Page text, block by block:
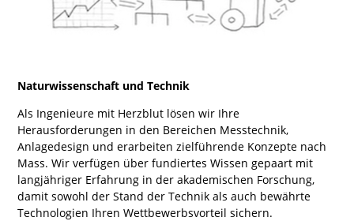
Naturwissenschaft und Technik
Als Ingenieure mit Herzblut lösen wir Ihre
Herausforderungen in den Bereichen Messtechnik,
Anlagedesign und erarbeiten zielführende Konzepte nach
Mass. Wir verfügen über fundiertes Wissen gepaart mit
langjähriger Erfahrung in der akademischen Forschung,
damit sowohl der Stand der Technik als auch bewährte
Technologien Ihren Wettbewerbsvorteil sichern.